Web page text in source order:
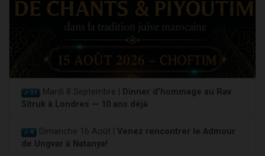
J-31 Mardi 8 Septembre |
Dinner d'hommage au Rav
Sitruk à Londres — 10 ans déjà
J-8 Dimanche 16 Août | Venez rencontrer le Admour
de Ungvar à Natanya!